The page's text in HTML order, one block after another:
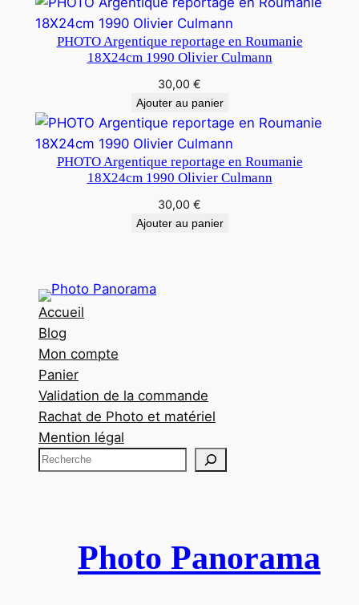
PHOTO Argentique reportage en Roumanie
18X24cm 1990 Olivier Culmann
30,00 €
Ajouter au panier
PHOTO Argentique reportage en Roumanie
18X24cm 1990 Olivier Culmann
30,00 €
Ajouter au panier
Accueil
Blog
Mon compte
Panier
Validation de la commande
Rachat de Photo et matériel
Mention légal
R
Photo Panorama